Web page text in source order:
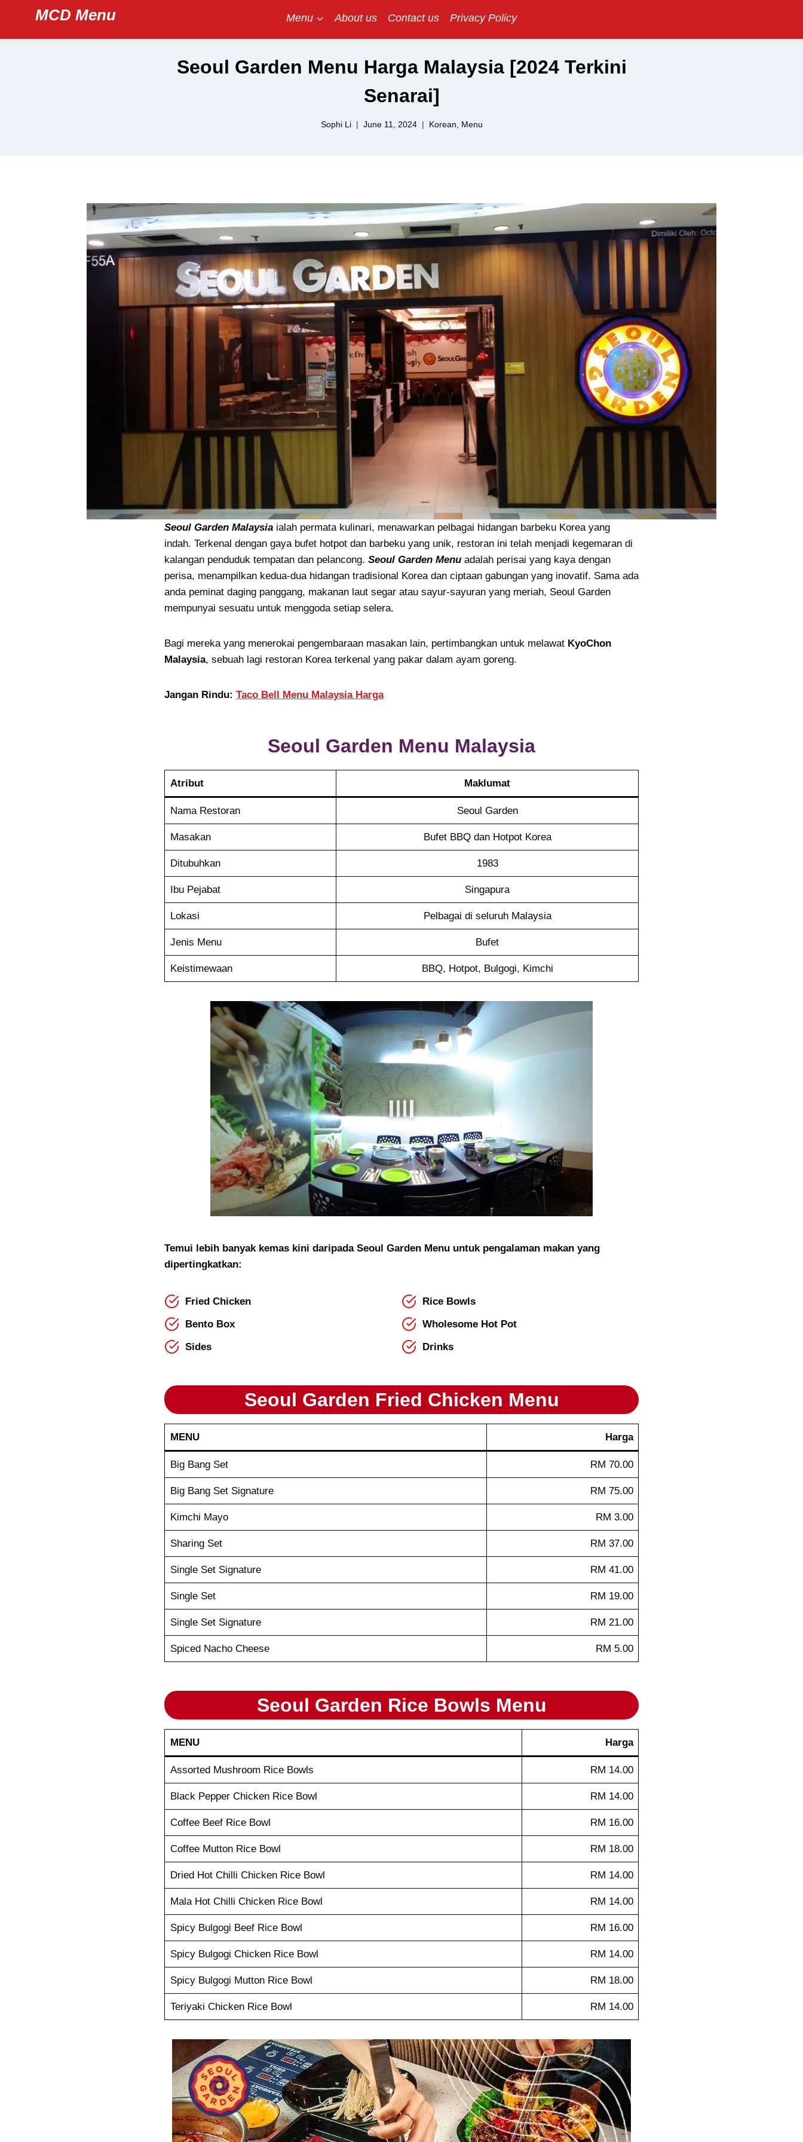
content
MCD Menu Menu About us Contact us Privacy Policy
Seoul Garden Menu Harga Malaysia [2024 Terkini
Senarai]
Sophi Li June 11, 2024 Korean Menu
Seoul Garden Malaysia ialah permata kulinari, menawarkan pelbagai hidangan barbeku Korea yang
indah. Terkenal dengan gaya bufet hotpot dan barbeku yang unik, restoran ini telah menjadi kegemaran di
kalangan penduduk tempatan dan pelancong. Seoul Garden Menu adalah perisai yang kaya dengan
perisa, menampilkan kedua-dua hidangan tradisional Korea dan ciptaan gabungan yang inovatif. Sama ada
anda peminat daging panggang, makanan laut segar atau sayur-sayuran yang meriah, Seoul Garden
mempunyai sesuatu untuk menggoda setiap selera.
Bagi mereka yang menerokai pengembaraan masakan lain, pertimbangkan untuk melawat KyoChon
Malaysia, sebuah lagi restoran Korea terkenal yang pakar dalam ayam goreng.
Jangan Rindu: Taco Bell Menu Malaysia Harga
Seoul Garden Menu Malaysia
Atribut Maklumat
Nama Restoran Seoul Garden
Masakan Bufet BBQ dan Hotpot Korea
Ditubuhkan 1983
Ibu Pejabat Singapura
Lokasi Pelbagai di seluruh Malaysia
Jenis Menu Bufet
Keistimewaan BBQ, Hotpot, Bulgogi, Kimchi
Temui lebih banyak kemas kini daripada Seoul Garden Menu untuk pengalaman makan yang
dipertingkatkan:
Fried Chicken
Rice Bowls
Bento Box
Wholesome Hot Pot
Sides
Drinks
Seoul Garden Fried Chicken Menu
MENU Harga
Big Bang Set RM 70.00
Big Bang Set Signature RM 75.00
Kimchi Mayo RM 3.00
Sharing Set RM 37.00
Single Set Signature RM 41.00
Single Set RM 19.00
Single Set Signature RM 21.00
Spiced Nacho Cheese RM 5.00
Seoul Garden Rice Bowls Menu
MENU Harga
Assorted Mushroom Rice Bowls RM 14.00
Black Pepper Chicken Rice Bowl RM 14.00
Coffee Beef Rice Bowl RM 16.00
Coffee Mutton Rice Bowl RM 18.00
Dried Hot Chilli Chicken Rice Bowl RM 14.00
Mala Hot Chilli Chicken Rice Bowl RM 14.00
Spicy Bulgogi Beef Rice Bowl RM 16.00
Spicy Bulgogi Chicken Rice Bowl RM 14.00
Spicy Bulgogi Mutton Rice Bowl RM 18.00
Teriyaki Chicken Rice Bowl RM 14.00